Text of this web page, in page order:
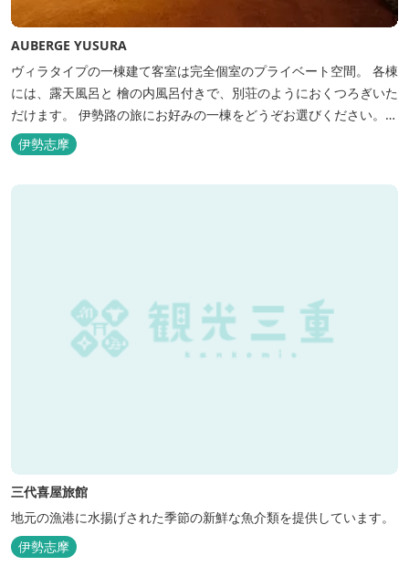
AUBERGE YUSURA
ヴィラタイプの一棟建て客室は完全個室のプライベート空間。 各棟
には、露天風呂と 檜の内風呂付きで、別荘のようにおくつろぎいた
だけます。 伊勢路の旅にお好みの一棟をどうぞお選びください。
「AUBERGE YUSURA」が大切にしていること それは、小さな宿な
らではの「ひと手間」のおもてなし。 「居・食・充」を満たし、皆
伊勢志摩
三代喜屋旅館
地元の漁港に水揚げされた季節の新鮮な魚介類を提供しています。
伊勢志摩